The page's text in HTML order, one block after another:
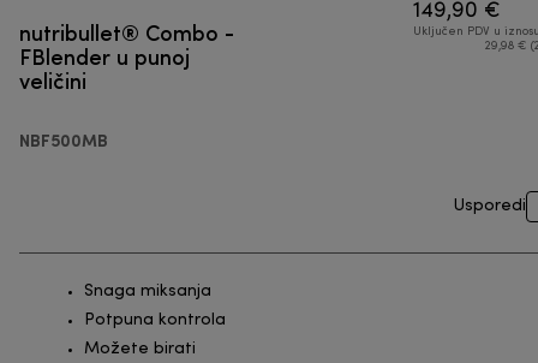
nutribullet® Combo -
FBlender u punoj
veličini
NBF500MB
149,90 €
Uključen PDV u
29,98 €
Usporedi
Snaga miksanja
Potpuna kontrola
Možete birati